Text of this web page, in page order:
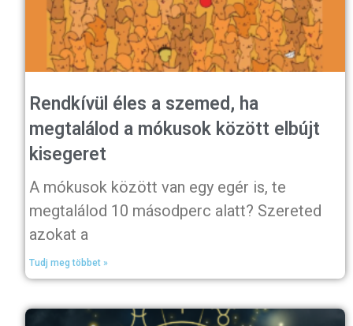
Rendkívül éles a szemed, ha
megtalálod a mókusok között elbújt
kisegeret
A mókusok között van egy egér is, te
megtalálod 10 másodperc alatt? Szereted
azokat a
Tudj meg többet »